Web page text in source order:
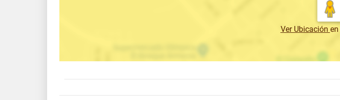
Ver Ubicación en